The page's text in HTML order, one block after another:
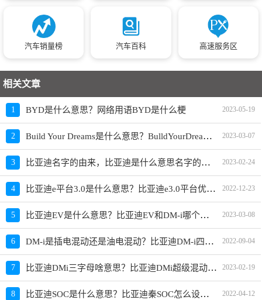
汽车销量榜 汽车百科 高速服务区
相关文章
1 BYD是什么意思？网络用语BYD是什么梗 2023-05-19
2 Build Your Dreams是什么意思？BulldYourDreams 含义是啥 2023-03-07
3 比亚迪名字的由来，比亚迪是什么意思名字的含义 2023-02-24
4 比亚迪e平台3.0是什么意思？比亚迪e3.0平台优势是什么 2022-12-23
5 比亚迪EV是什么意思？比亚迪EV和DM-i哪个更保值 2023-03-08
6 DM-i是插电混动还是油电混动？比亚迪DM-i四种模式使用说明 2022-09-04
7 比亚迪DMi三字母啥意思？比亚迪DMi超级混动工作原理 2023-02-19
8 比亚迪SOC是什么意思？比亚迪秦SOC怎么设置最省油 2022-04-12